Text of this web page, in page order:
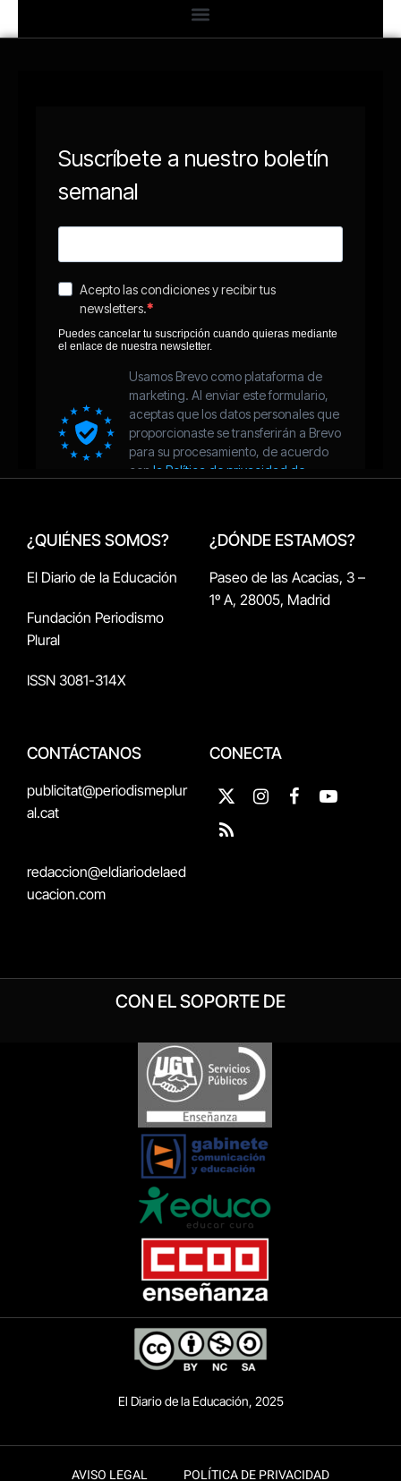
¿QUIÉNES SOMOS?
El Diario de la Educación
Fundación Periodismo
Plural
ISSN 3081-314X
¿DÓNDE ESTAMOS?
Paseo de las Acacias, 3 –
1º A, 28005, Madrid
CONTÁCTANOS
publicitat@periodismeplur
al.cat
redaccion@eldiariodelaed
ucacion.com
CONECTA
X
(Twitter)
InstagramFacebookYouTube
RSS
CON EL SOPORTE DE
El Diario de la Educación, 2025
AVISO LEGAL POLÍTICA DE PRIVACIDAD